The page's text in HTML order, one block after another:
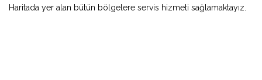
Haritada yer alan bütün bölgelere servis hizmeti sağlamaktayız.